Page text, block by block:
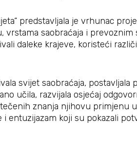
predstavljala je vrhunac
saobraćaja i
daleke krajeve, koristeći
svijet saobraćaja, postavljala
učila, razvijala osjećaj
znanja njihovu primjenu
entuzijazam koji su pokazali